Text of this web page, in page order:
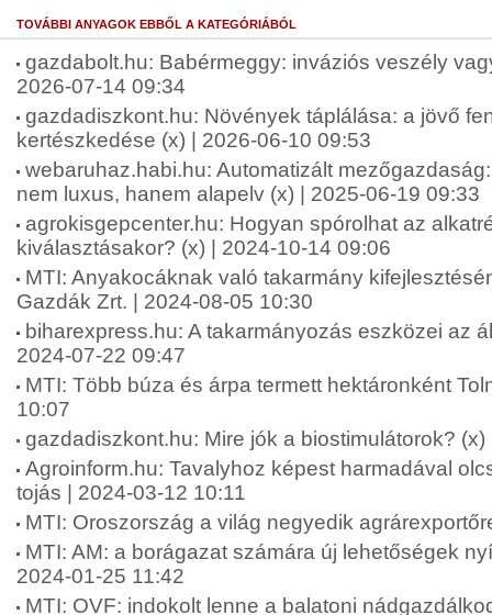
TOVÁBBI ANYAGOK EBBŐL A KATEGÓRIÁBÓL
gazdabolt.hu: Babérmeggy: inváziós veszély
2026-07-14 09:34
gazdadiszkont.hu: Növények táplálása: a jövő
kertészkedése (x) | 2026-06-10 09:53
webaruhaz.habi.hu: Automatizált
nem luxus, hanem alapelv (x) | 2025-06-19 09:33
agrokisgepcenter.hu: Hogyan spórolhat az
kiválasztásakor? (x) | 2024-10-14 09:06
MTI: Anyakocáknak való takarmány
Gazdák Zrt. | 2024-08-05 10:30
biharexpress.hu: A takarmányozás eszközei az
2024-07-22 09:47
MTI: Több búza és árpa termett hektáronként
10:07
gazdadiszkont.hu: Mire jók a biostimulátorok?
Agroinform.hu: Tavalyhoz képest harmadával
tojás | 2024-03-12 10:11
MTI: Oroszország a világ negyedik
MTI: AM: a borágazat számára új lehetőségek
2024-01-25 11:42
MTI: OVF: indokolt lenne a balatoni